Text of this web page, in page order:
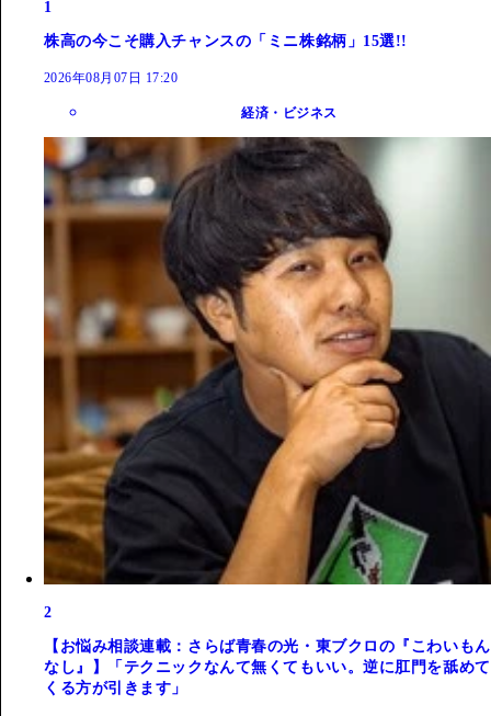
1
株高の今こそ購入チャンスの「ミニ株銘柄」15選!!
2026年08月07日 17:20
経済・ビジネス
2
【お悩み相談連載：さらば青春の光・東ブクロの『こわいもん
なし』】「テクニックなんて無くてもいい。逆に肛門を舐めて
くる方が引きます」